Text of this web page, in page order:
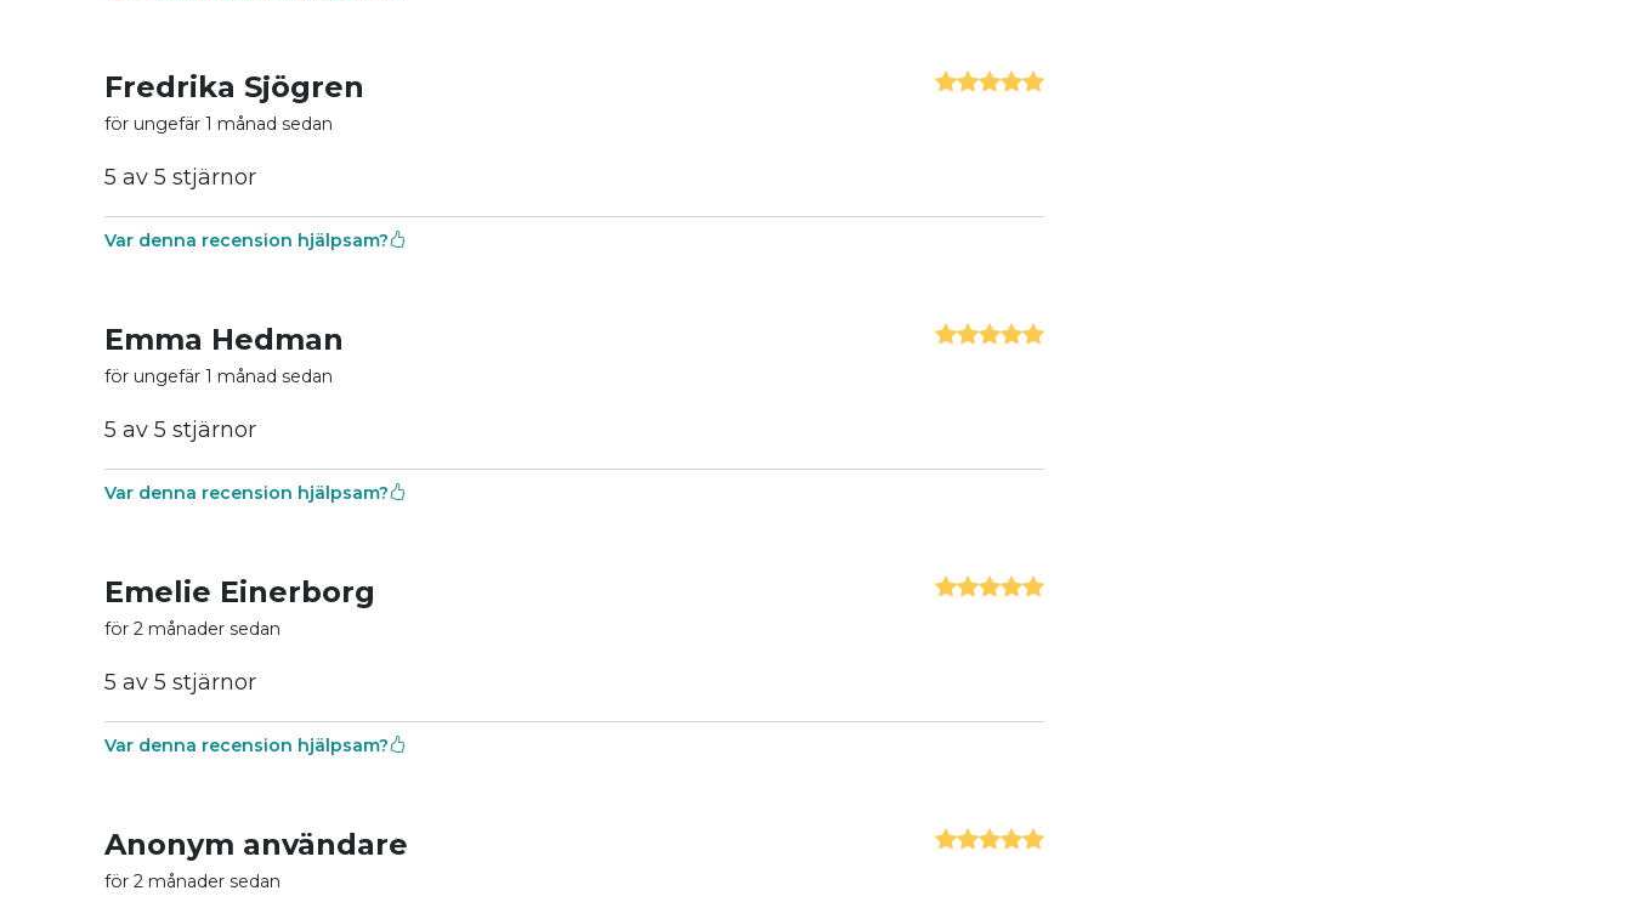
Fredrika Sjögren
för ungefär 1 månad sedan
5 av 5 stjärnor
Var denna recension hjälpsam?
Emma Hedman
för ungefär 1 månad sedan
5 av 5 stjärnor
Var denna recension hjälpsam?
Emelie Einerborg
för 2 månader sedan
5 av 5 stjärnor
Var denna recension hjälpsam?
Anonym användare
för 2 månader sedan